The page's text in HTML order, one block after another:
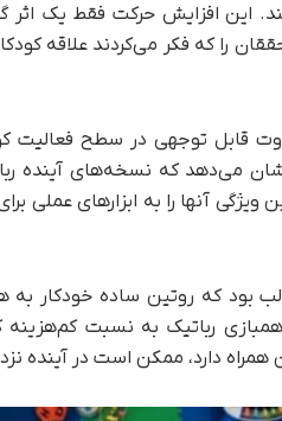
این افزایش حرکت فقط یک اثر
را که فکر می‌کردند علاقه
قابل توجهی در سطح فعالیت
می‌دهد که نسخه‌های آینده
آنها را به ابزارهای عملی
بود که روتین ساده خودکار به
رباتیک به نسبت
دارد، ممکن است در آینده